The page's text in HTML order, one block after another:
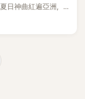
夏日神曲紅遍亞洲，
後宣布解散，成員各